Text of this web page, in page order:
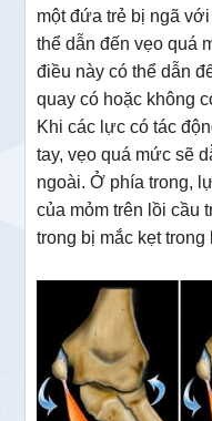
một đứa trẻ bị ngã
thể dẫn đến vẹo quá
điều này có thể dẫn
quay có hoặc không
Khi các lực có tác
tay, vẹo quá mức sẽ
ngoài. Ở phía trong,
của mỏm trên lồi cầu
trong bị mắc kẹt trong